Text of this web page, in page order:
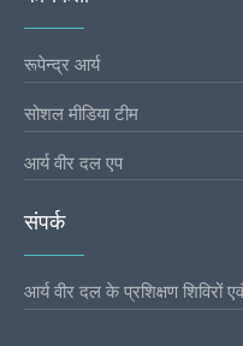
रूपेन्द्र आर्य
सोशल मीडिया टीम
आर्य वीर दल एप
संपर्क
आर्य वीर दल के प्रशिक्षण